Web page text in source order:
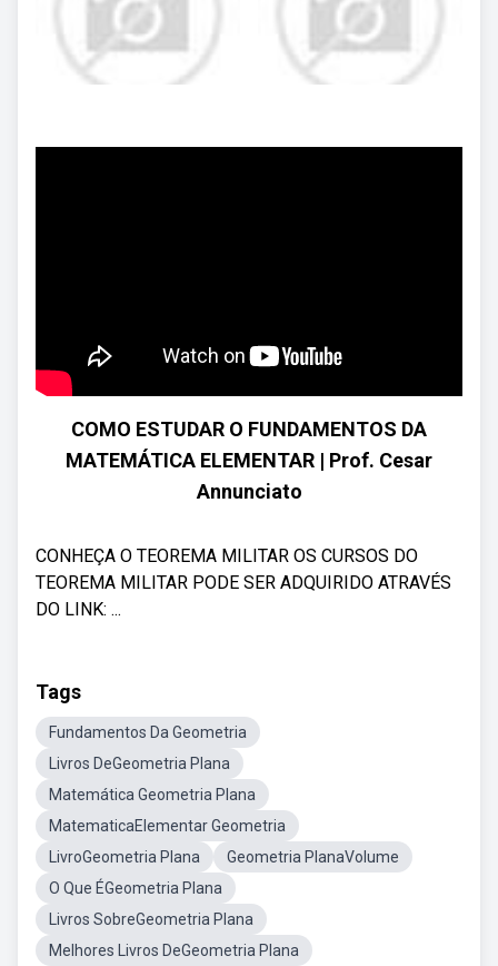
COMO ESTUDAR O FUNDAMENTOS DA
MATEMÁTICA ELEMENTAR | Prof. Cesar
Annunciato
CONHEÇA O TEOREMA MILITAR OS CURSOS DO
TEOREMA MILITAR PODE SER ADQUIRIDO ATRAVÉS
DO LINK: ...
Tags
Fundamentos Da Geometria
Livros DeGeometria Plana
Matemática Geometria Plana
MatematicaElementar Geometria
LivroGeometria Plana
Geometria PlanaVolume
O Que ÉGeometria Plana
Livros SobreGeometria Plana
Melhores Livros DeGeometria Plana